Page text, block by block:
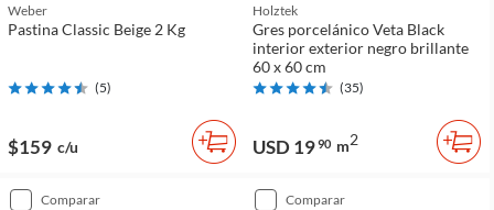
Weber
Pastina Classic Beige 2 Kg
(5)
$159 c/u
Holztek
Gres porcelánico Veta Black
interior exterior negro brillante
60 x 60 cm
(35)
USD 1990 m2
comparar comparar